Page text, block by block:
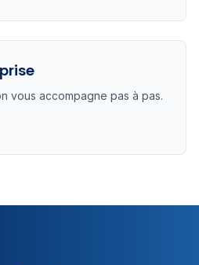
vous accompagne pas à pas.